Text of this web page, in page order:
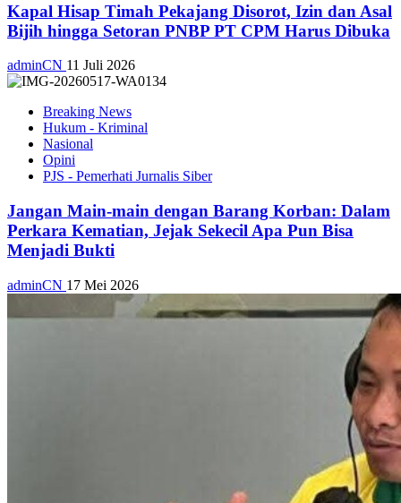
Kapal Hisap Timah Pekajang Disorot, Izin dan Asal
Bijih hingga Setoran PNBP PT CPM Harus Dibuka
adminCN 11 Juli 2026
Breaking News
Hukum - Kriminal
Nasional
Opini
PJS - Pemerhati Jurnalis Siber
Jangan Main-main dengan Barang Korban: Dalam
Perkara Kematian, Jejak Sekecil Apa Pun Bisa
Menjadi Bukti
adminCN 17 Mei 2026